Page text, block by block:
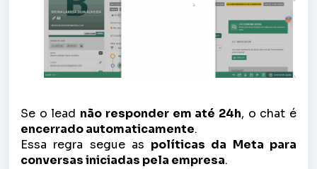
Se o lead não responder em até 24h, o chat é
encerrado automaticamente.
Essa regra segue as políticas da Meta para
conversas iniciadas pela empresa.